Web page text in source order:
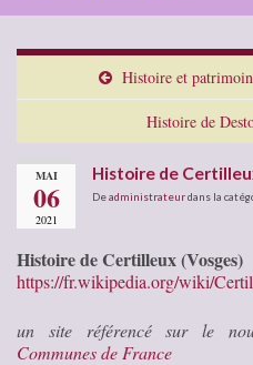
Histoire et
Histoire de
MAI
06
2021
Histoire de
Deadministrateurdans la
Histoire de Certilleux (Vosges)
https://fr.wikipedia.org/wiki/
un site référencé sur le
Communes de France